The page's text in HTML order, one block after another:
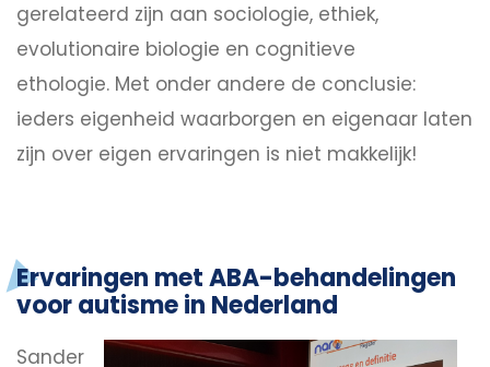
gerelateerd zijn aan sociologie, ethiek,
evolutionaire biologie en cognitieve
ethologie. Met onder andere de conclusie:
ieders eigenheid waarborgen en eigenaar laten
zijn over eigen ervaringen is niet makkelijk!
Ervaringen met ABA-behandelingen
voor autisme in Nederland
Sander